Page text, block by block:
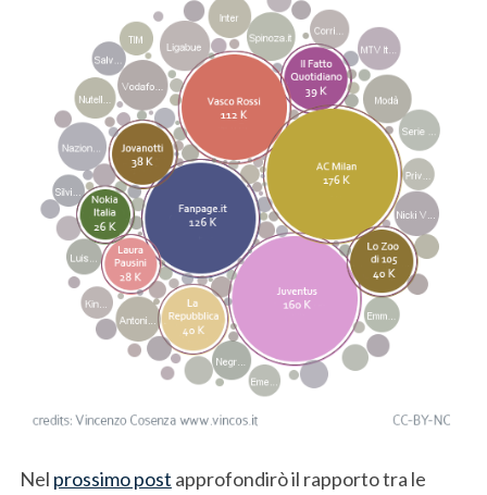
Nel prossimo post approfondirò il rapporto tra le